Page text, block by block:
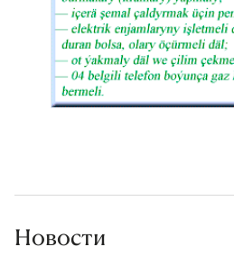
Новости